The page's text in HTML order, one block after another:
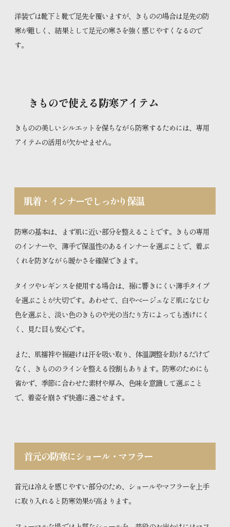
洋装では靴下と靴で足先を覆いますが、きものの場合は足先の防
寒が難しく、結果として足元の寒さを強く感じやすくなるので
す。
きもので使える防寒アイテム
きものの美しいシルエットを保ちながら防寒するためには、専用
アイテムの活用が欠かせません。
肌着・インナーでしっかり保温
防寒の基本は、まず肌に近い部分を整えることです。きもの専用
のインナーや、薄手で保温性のあるインナーを選ぶことで、着ぶ
くれを防ぎながら暖かさを確保できます。
タイツやレギンスを使用する場合は、裾に響きにくい薄手タイプ
を選ぶことが大切です。あわせて、白やベージュなど肌になじむ
色を選ぶと、淡い色のきものや光の当たり方によっても透けにく
く、見た目も安心です。
また、肌襦袢や裾避けは汗を吸い取り、体温調整を助けるだけで
なく、きもののラインを整える役割もあります。防寒のためにも
省かず、季節に合わせた素材や厚み、色味を意識して選ぶこと
で、着姿を崩さず快適に過ごせます。
首元の防寒にショール・マフラー
首元は冷えを感じやすい部分のため、ショールやマフラーを上手
に取り入れると防寒効果が高まります。